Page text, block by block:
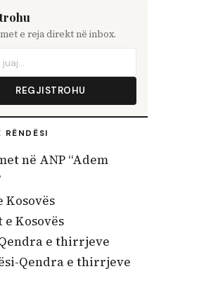
e reja direkt në inbox.
REGJISTROHU
RËNDËSI
në ANP “Adem
Kosovës
e Kosovës
e thirrjeve
Qendra e thirrjeve